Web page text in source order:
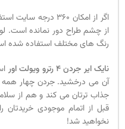
اگر از امکان 360
از چشم طراح دور نمانده است.
رنگ های مختلف استفاده شده
نایک ایر جردن 4 رترو ویولت اور
آن می درخشید. جردن چهار همه
جذاب ترتان می کند و هم از
قبل از اتمام موجودی
نخواهید شد!